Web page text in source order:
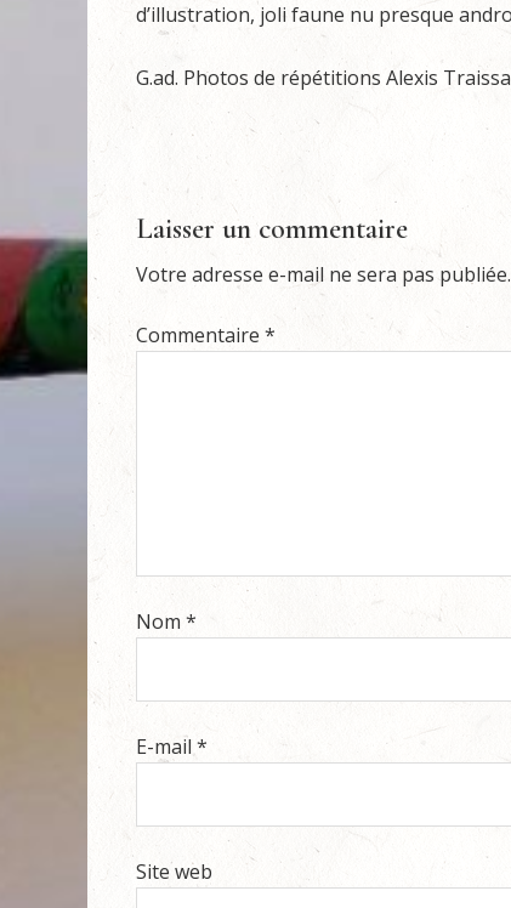
d’illustration, joli faune nu presque
G.ad. Photos de répétitions Alexis
Laisser un commentaire
Votre adresse e-mail ne sera pas publiée.
Commentaire *
Nom *
E-mail *
Site web